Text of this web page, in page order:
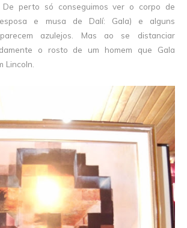
De perto só conseguimos ver o corpo de
e musa de Dalí: Gala) e alguns
azulejos. Mas ao se distanciar
o rosto de um homem que Gala
Lincoln.